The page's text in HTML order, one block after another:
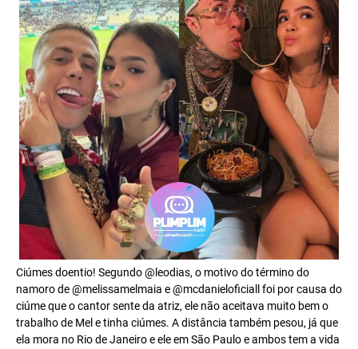
Ciúmes doentio! Segundo@leodias, o motivo do término do
namoro de@melissamelmaia e@mcdanieloficiall
foi por causa do
ciúme que o cantor sente da atriz, ele não aceitava muito bem o
trabalho de Mel e tinha ciúmes. A distância também pesou, já que
ela mora no Rio de Janeiro e ele em São Paulo e ambos tem a vida